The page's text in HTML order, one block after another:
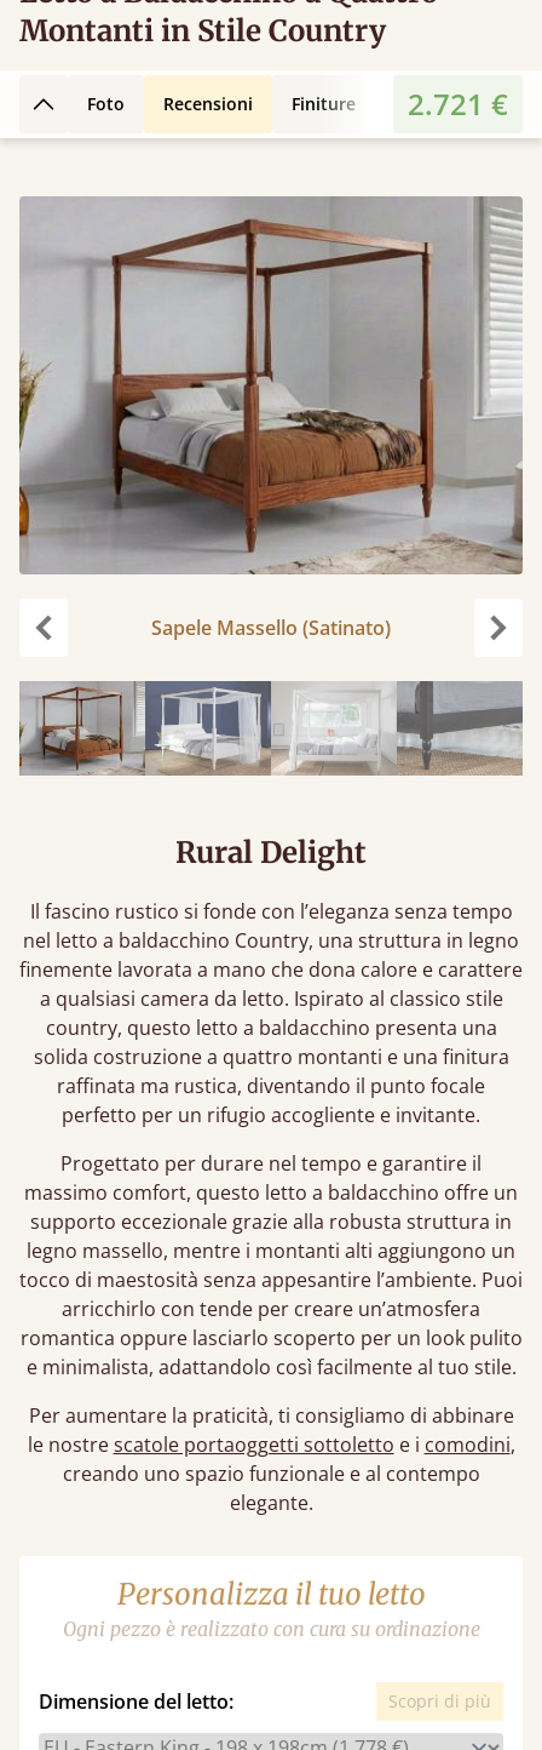
Montanti in Stile Country
Torna suFoto Recensioni Finiture Design 3D
2.721 €
Sapele Massello (Satinato)
Rural Delight
Il fascino rustico si fonde con l’eleganza senza tempo
nel letto a baldacchino Country, una struttura in legno
finemente lavorata a mano che dona calore e carattere
a qualsiasi camera da letto. Ispirato al classico stile
country, questo letto a baldacchino presenta una
solida costruzione a quattro montanti e una finitura
raffinata ma rustica, diventando il punto focale
perfetto per un rifugio accogliente e invitante.
Progettato per durare nel tempo e garantire il
massimo comfort, questo letto a baldacchino offre un
supporto eccezionale grazie alla robusta struttura in
legno massello, mentre i montanti alti aggiungono un
tocco di maestosità senza appesantire l’ambiente. Puoi
arricchirlo con tende per creare un’atmosfera
romantica oppure lasciarlo scoperto per un look pulito
e minimalista, adattandolo così facilmente al tuo stile.
Per aumentare la praticità, ti consigliamo di abbinare
le nostrescatole portaoggetti sottoletto e i comodini,
creando uno spazio funzionale e al contempo
elegante.
Personalizza il tuo letto
Ogni pezzo è realizzato con cura su ordinazione
Dimensione del letto: Scopri di più